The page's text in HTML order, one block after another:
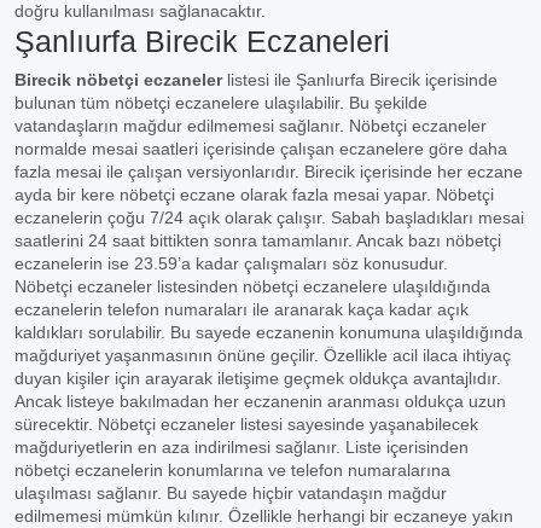
doğru kullanılması sağlanacaktır.
Şanlıurfa Birecik Eczaneleri
Birecik nöbetçi eczanelerlistesi ile Şanlıurfa Birecik içerisinde
bulunan tüm nöbetçi eczanelere ulaşılabilir. Bu şekilde
vatandaşların mağdur edilmemesi sağlanır. Nöbetçi eczaneler
normalde mesai saatleri içerisinde çalışan eczanelere göre daha
fazla mesai ile çalışan versiyonlarıdır. Birecik içerisinde her eczane
ayda bir kere nöbetçi eczane olarak fazla mesai yapar. Nöbetçi
eczanelerin çoğu 7/24 açık olarak çalışır. Sabah başladıkları mesai
saatlerini 24 saat bittikten sonra tamamlanır. Ancak bazı nöbetçi
eczanelerin ise 23.59’a kadar çalışmaları söz konusudur.
Nöbetçi eczaneler listesinden nöbetçi eczanelere ulaşıldığında
eczanelerin telefon numaraları ile aranarak kaça kadar açık
kaldıkları sorulabilir. Bu sayede eczanenin konumuna ulaşıldığında
mağduriyet yaşanmasının önüne geçilir. Özellikle acil ilaca ihtiyaç
duyan kişiler için arayarak iletişime geçmek oldukça avantajlıdır.
Ancak listeye bakılmadan her eczanenin aranması oldukça uzun
sürecektir. Nöbetçi eczaneler listesi sayesinde yaşanabilecek
mağduriyetlerin en aza indirilmesi sağlanır. Liste içerisinden
nöbetçi eczanelerin konumlarına ve telefon numaralarına
ulaşılması sağlanır. Bu sayede hiçbir vatandaşın mağdur
edilmemesi mümkün kılınır. Özellikle herhangi bir eczaneye yakın